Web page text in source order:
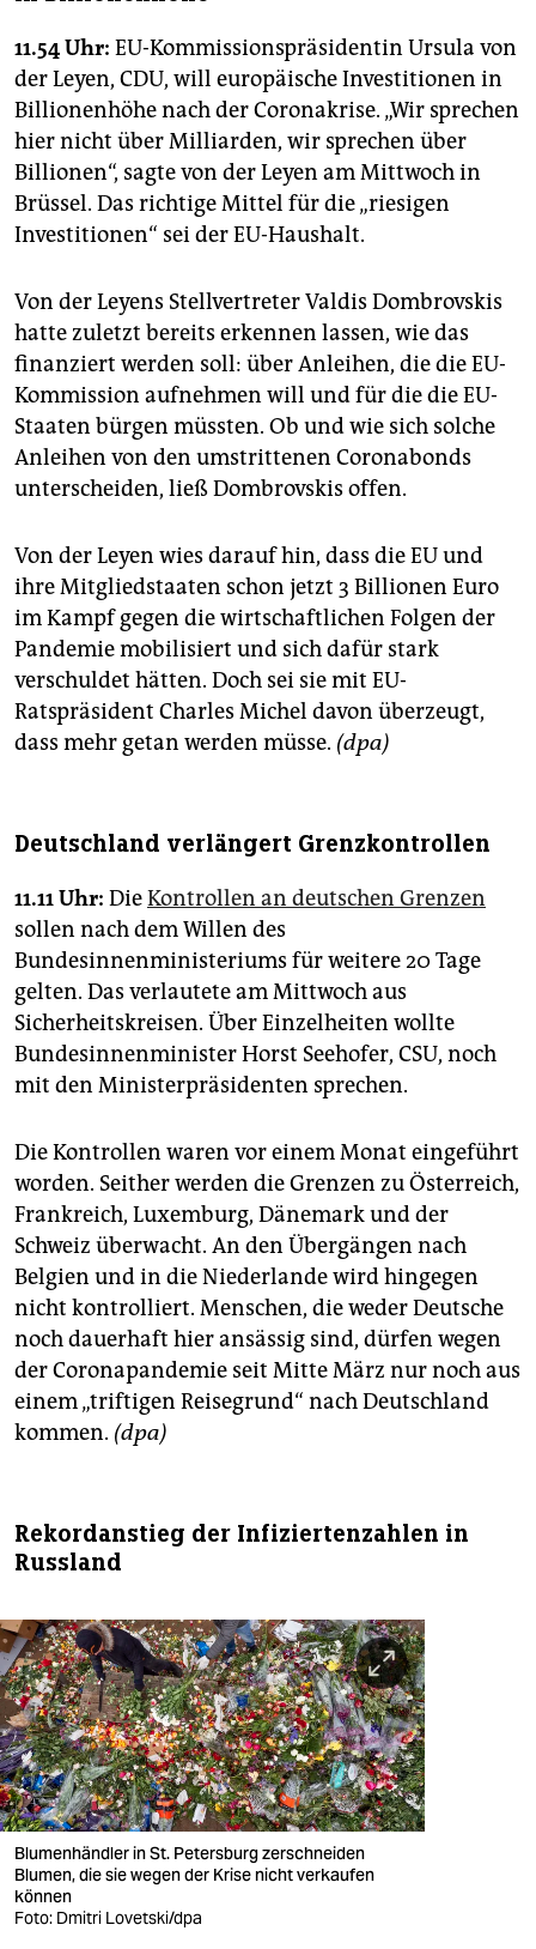
11.54 Uhr: EU-Kommissionspräsidentin Ursula von
der Leyen, CDU, will europäische Investitionen in
Billionenhöhe nach der Coronakrise. „Wir sprechen
hier nicht über Milliarden, wir sprechen über
Billionen“, sagte von der Leyen am Mittwoch in
Brüssel. Das richtige Mittel für die „riesigen
Investitionen“ sei der EU-Haushalt.
Von der Leyens Stellvertreter Valdis Dombrovskis
hatte zuletzt bereits erkennen lassen, wie das
finanziert werden soll: über Anleihen, die die EU-
Kommission aufnehmen will und für die die EU-
Staaten bürgen müssten. Ob und wie sich solche
Anleihen von den umstrittenen Coronabonds
unterscheiden, ließ Dombrovskis offen.
Von der Leyen wies darauf hin, dass die EU und
ihre Mitgliedstaaten schon jetzt 3 Billionen Euro
im Kampf gegen die wirtschaftlichen Folgen der
Pandemie mobilisiert und sich dafür stark
verschuldet hätten. Doch sei sie mit EU-
Ratspräsident Charles Michel davon überzeugt,
dass mehr getan werden müsse. (dpa)
Deutschland verlängert Grenzkontrollen
11.11 Uhr: DieKontrollen an deutschen Grenzen
sollen nach dem Willen des
Bundesinnenministeriums für weitere 20 Tage
gelten. Das verlautete am Mittwoch aus
Sicherheitskreisen. Über Einzelheiten wollte
Bundesinnenminister Horst Seehofer, CSU, noch
mit den Ministerpräsidenten sprechen.
Die Kontrollen waren vor einem Monat eingeführt
worden. Seither werden die Grenzen zu Österreich,
Frankreich, Luxemburg, Dänemark und der
Schweiz überwacht. An den Übergängen nach
Belgien und in die Niederlande wird hingegen
nicht kontrolliert. Menschen, die weder Deutsche
noch dauerhaft hier ansässig sind, dürfen wegen
der Coronapandemie seit Mitte März nur noch aus
einem „triftigen Reisegrund“ nach Deutschland
kommen. (dpa)
Rekordanstieg der Infiziertenzahlen in
Russland
Blumenhändler in St. Petersburg zerschneiden
Blumen, die sie wegen der Krise nicht verkaufen
können
Foto: Dmitri Lovetski/dpa